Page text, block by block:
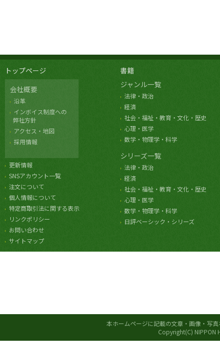
トップページ
会社概要
沿革
インボイス制度への
弊社方針
アクセス・地図
採用情報
更新情報
SNSアカウント一覧
注文について
個人情報について
特定商取引法に関する表示
リンクポリシー
お問い合わせ
サイトマップ
書籍
ジャンル一覧
法律・政治
経済
社会・福祉・教育・文化・歴史
心理・医学
数学・物理学・科学
シリーズ一覧
法律・政治
経済
社会・福祉・教育・文化・歴史
心理・医学
数学・物理学・科学
日評ベーシック・シリーズ
本ホームページに記載の文章・画像・写
Copyright(C) NIPPON